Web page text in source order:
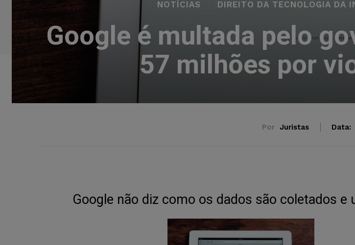
NOTÍCIAS DIREITO DA TECNOLOGIA DA
Google é multada pelo
57 milhões por
Por Juristas Data:
Google não diz como os dados são coletados e